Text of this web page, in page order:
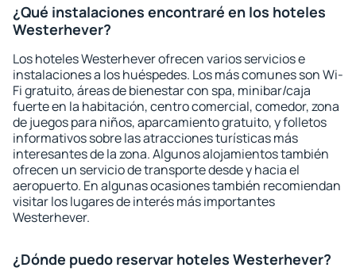
¿Qué instalaciones encontraré en los hoteles
Westerhever?
Los hoteles Westerhever ofrecen varios servicios e
instalaciones a los huéspedes. Los más comunes son Wi-
Fi gratuito, áreas de bienestar con spa, minibar/caja
fuerte en la habitación, centro comercial, comedor, zona
de juegos para niños, aparcamiento gratuito, y folletos
informativos sobre las atracciones turísticas más
interesantes de la zona. Algunos alojamientos también
ofrecen un servicio de transporte desde y hacia el
aeropuerto. En algunas ocasiones también recomiendan
visitar los lugares de interés más importantes
Westerhever.
¿Dónde puedo reservar hoteles Westerhever?